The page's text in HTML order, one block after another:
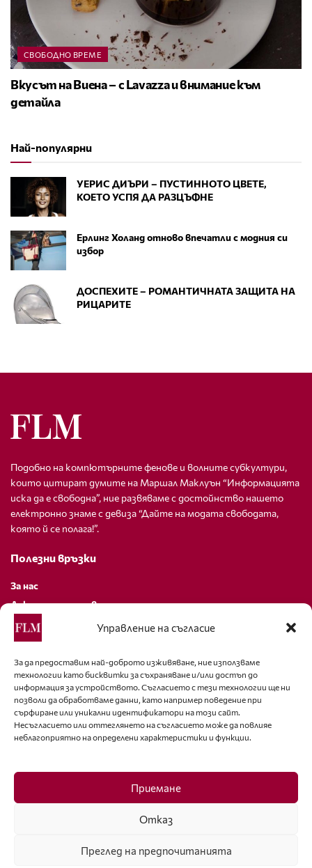
Управление на съгласие
За да предоставим най-доброто изживяване, ние използваме
технологии като бисквитки за съхраняване и/или достъп до
информация за устройството. Съгласието с тези технологии ще ни
позволи да обработваме данни, като например поведение при
сърфиране или уникални идентификатори на този сайт.
Несъгласието или оттеглянето на съгласието може да повлияе
неблагоприятно на определени характеристики и функции.
Приемане
Отказ
Преглед на предпочитанията
СВОБОДНО ВРЕМЕ
Вкусът на Виена – с Lavazza и внимание към
детайла
Най-популярни
УЕРИС ДИЪРИ – ПУСТИННОТО ЦВЕТЕ,
КОЕТО УСПЯ ДА РАЗЦЪФНЕ
Ерлинг Холанд отново впечатли с модния си
избор
ДОСПЕХИТЕ – РОМАНТИЧНАТА ЗАЩИТА НА
РИЦАРИТЕ
Подобно на компютърните фенове и волните субкултури,
които цитират думите на Маршал Маклуън “Информацията
иска да е свободна”, ние развяваме с достойнство нашето
електронно знаме с девиза “Дайте на модата свободата,
която й се полага!”.
Полезни връзки
За нас
Декларация за поверителност
Политика за бисквитки
За контакти
editor@fashion-lifestyle.net
+359 88 227 33 47
Последвайте ни
Facebook
ISSN 1314-8915 Copyright © 2007-2025 Ot igla do konetz Ltd. & Fashion.bg